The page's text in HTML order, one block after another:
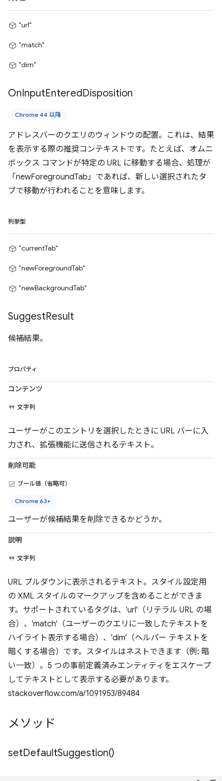
"url"
"match"
"dim"
OnInputEnteredDisposition
Chrome 44 以降
アドレスバーのクエリのウィンドウの配置。これは、結果
を表示する際の推奨コンテキストです。たとえば、オムニ
ボックス コマンドが特定の URL に移動する場合、処理が
「newForegroundTab」であれば、新しい選択されたタ
ブで移動が行われることを意味します。
列挙型
"currentTab"
"newForegroundTab"
"newBackgroundTab"
SuggestResult
候補結果。
プロパティ
コンテンツ
文字列
ユーザーがこのエントリを選択したときに URL バーに入
力され、拡張機能に送信されるテキスト。
削除可能
ブール値（省略可）
Chrome 63+
ユーザーが候補結果を削除できるかどうか。
説明
文字列
URL プルダウンに表示されるテキスト。スタイル設定用
の XML スタイルのマークアップを含めることができま
す。サポートされているタグは、'url'（リテラル URL の場
合）、'match'（ユーザーのクエリに一致したテキストを
ハイライト表示する場合）、'dim'（ヘルパー テキストを
暗くする場合）です。スタイルはネストできます（例: 暗
い一致）。5 つの事前定義済みエンティティをエスケープ
してテキストとして表示する必要があります。
stackoverflow.com/a/1091953/89484
メソッド
setDefaultSuggestion()